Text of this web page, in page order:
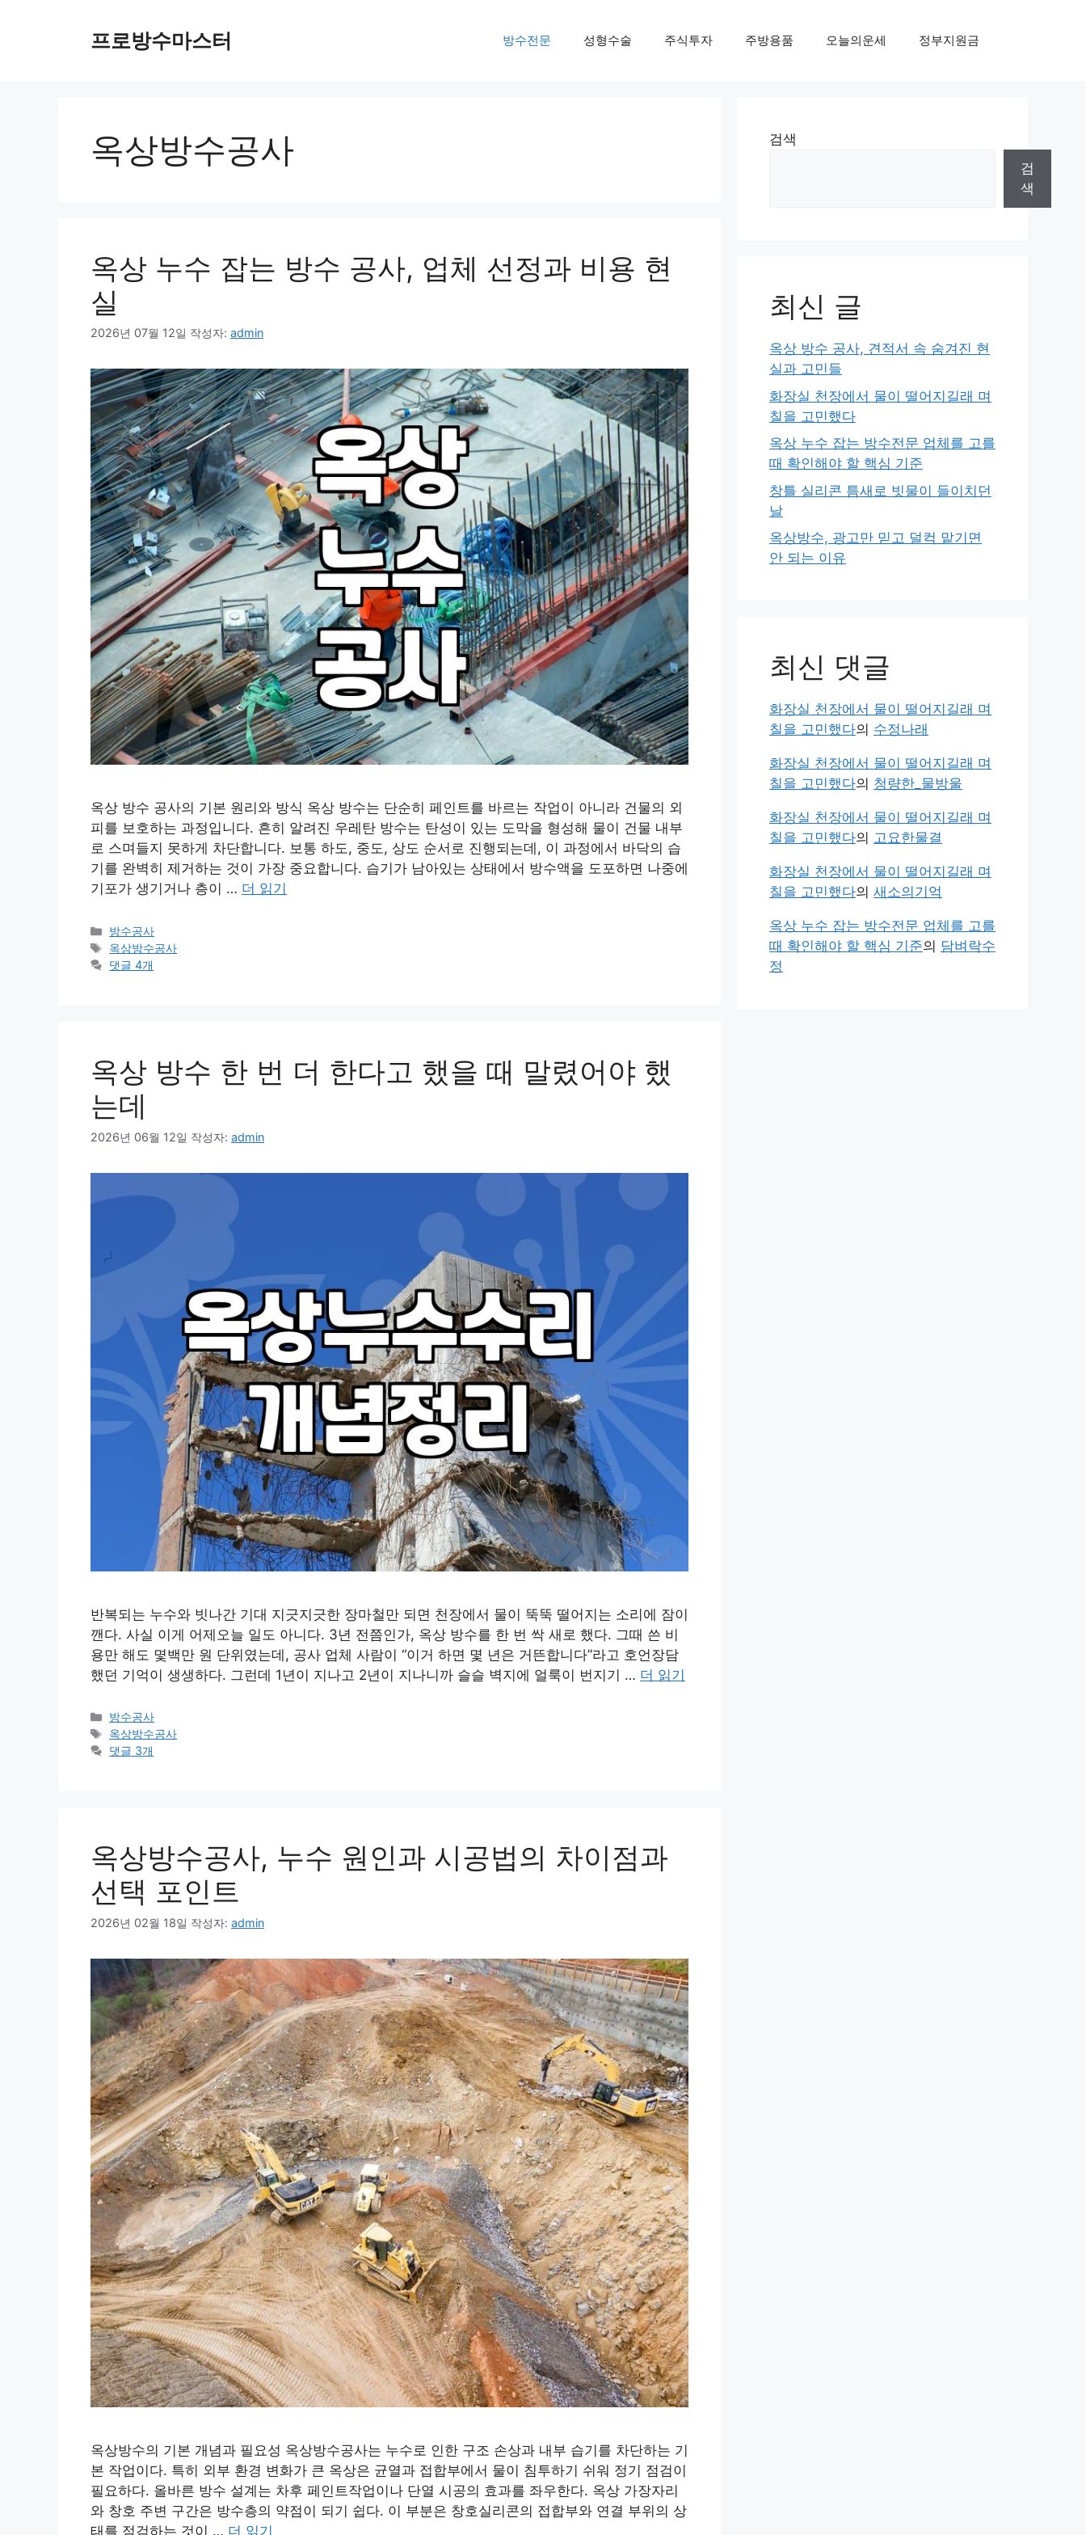
프로방수마스터 방수전문 성형수술 주식투자 주방용품 오늘의운세 정부지원금
옥상방수공사
옥상 누수 잡는 방수 공사, 업체 선정과 비용 현
실
2026년 07월 12일 작성자: admin
옥상 방수 공사의 기본 원리와 방식 옥상 방수는 단순히 페인트를 바르는 작업이 아니라 건물의 외
피를 보호하는 과정입니다. 흔히 알려진 우레탄 방수는 탄성이 있는 도막을 형성해 물이 건물 내부
로 스며들지 못하게 차단합니다. 보통 하도, 중도, 상도 순서로 진행되는데, 이 과정에서 바닥의 습
기를 완벽히 제거하는 것이 가장 중요합니다. 습기가 남아있는 상태에서 방수액을 도포하면 나중에
기포가 생기거나 층이 … 더 읽기
카
테
고
방수공사
태
그
옥상방수공사
댓글 4개
옥상 방수 한 번 더 한다고 했을 때 말렸어야 했
는데
2026년 06월 12일 작성자: admin
반복되는 누수와 빗나간 기대 지긋지긋한 장마철만 되면 천장에서 물이 뚝뚝 떨어지는 소리에 잠이
깬다. 사실 이게 어제오늘 일도 아니다. 3년 전쯤인가, 옥상 방수를 한 번 싹 새로 했다. 그때 쓴 비
용만 해도 몇백만 원 단위였는데, 공사 업체 사람이 “이거 하면 몇 년은 거뜬합니다”라고 호언장담
했던 기억이 생생하다. 그런데 1년이 지나고 2년이 지나니까 슬슬 벽지에 얼룩이 번지기 … 더 읽기
카
테
고
방수공사
태
그
옥상방수공사
댓글 3개
옥상방수공사, 누수 원인과 시공법의 차이점과
선택 포인트
2026년 02월 18일 작성자: admin
옥상방수의 기본 개념과 필요성 옥상방수공사는 누수로 인한 구조 손상과 내부 습기를 차단하는 기
본 작업이다. 특히 외부 환경 변화가 큰 옥상은 균열과 접합부에서 물이 침투하기 쉬워 정기 점검이
필요하다. 올바른 방수 설계는 차후 페인트작업이나 단열 시공의 효과를 좌우한다. 옥상 가장자리
와 창호 주변 구간은 방수층의 약점이 되기 쉽다. 이 부분은 창호실리콘의 접합부와 연결 부위의 상
태를 점검하는 것이 … 더 읽기
검색
검
색
최신 글
옥상 방수 공사, 견적서 속 숨겨진 현
실과 고민들
화장실 천장에서 물이 떨어지길래 며
칠을 고민했다
옥상 누수 잡는 방수전문 업체를 고를
때 확인해야 할 핵심 기준
창틀 실리콘 틈새로 빗물이 들이치던
날
옥상방수, 광고만 믿고 덜컥 맡기면
안 되는 이유
최신 댓글
화장실 천장에서 물이 떨어지길래 며
칠을 고민했다의 수정나래
화장실 천장에서 물이 떨어지길래 며
칠을 고민했다의 청량한_물방울
화장실 천장에서 물이 떨어지길래 며
칠을 고민했다의 고요한물결
화장실 천장에서 물이 떨어지길래 며
칠을 고민했다의 새소의기억
옥상 누수 잡는 방수전문 업체를 고를
때 확인해야 할 핵심 기준의 담벼락수
정